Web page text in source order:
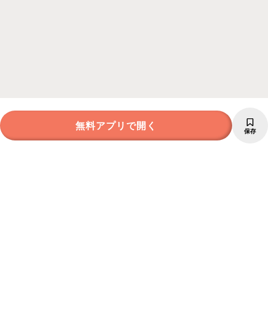
無料アプリで開く 保存